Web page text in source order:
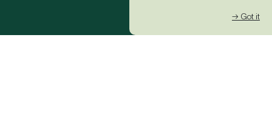
→ Got it